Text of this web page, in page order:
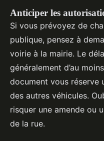
Anticiper les
Si vous prévoyez de
publique, pensez à
voirie à la mairie. Le
généralement d’au moins
document vous réserve
des autres véhicules.
risquer une amende ou
de la rue.